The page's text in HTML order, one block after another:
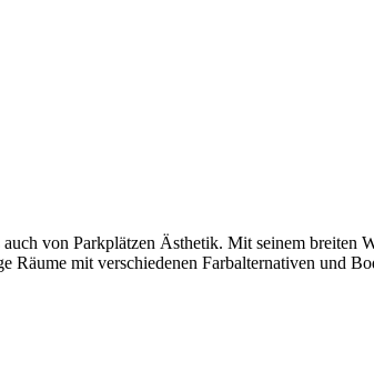
von Parkplätzen Ästhetik. Mit seinem breiten
mit verschiedenen Farbalternativen und